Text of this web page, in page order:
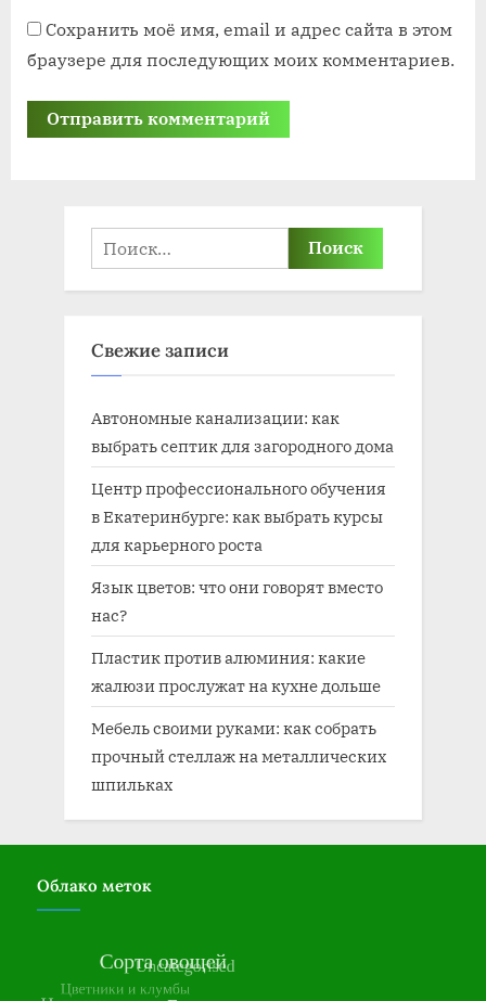
Сохранить моё имя, email и адрес сайта в этом
браузере для последующих моих комментариев.
Найти:
Свежие записи
Автономные канализации: как
выбрать септик для загородного дома
Центр профессионального обучения
в Екатеринбурге: как выбрать курсы
для карьерного роста
Язык цветов: что они говорят вместо
нас?
Пластик против алюминия: какие
жалюзи прослужат на кухне дольше
Мебель своими руками: как собрать
прочный стеллаж на металлических
шпильках
Облако меток